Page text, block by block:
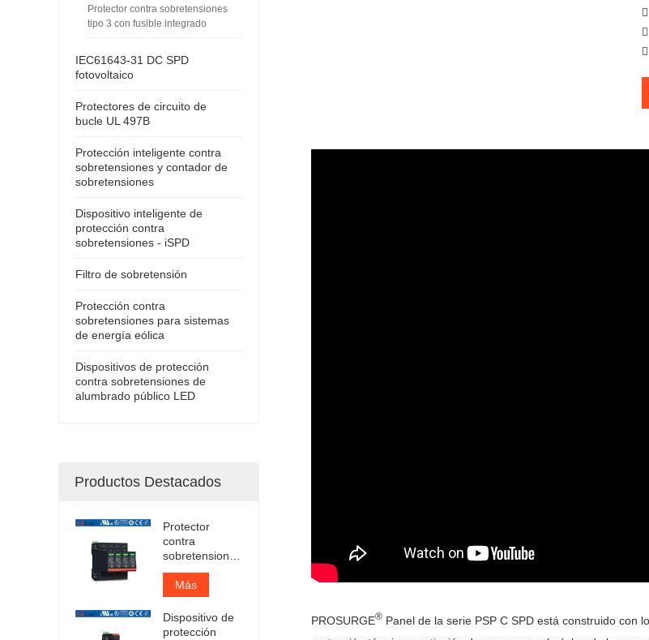
PROSURGE® Panel de la serie PSP C SPD está construido con
Protector contra sobretensiones
tipo 3 con fusible integrado
IEC61643-31 DC SPD
fotovoltaico
Protectores de circuito de
bucle UL 497B
Protección inteligente contra
sobretensiones y contador de
sobretensiones
Dispositivo inteligente de
protección contra
sobretensiones - iSPD
Filtro de sobretensión
Protección contra
sobretensiones para sistemas
de energía eólica
Dispositivos de protección
contra sobretensiones de
alumbrado público LED
Productos Destacados
Protector
contra
sobretensiones
enchufable
Iimp 12.5kA
certificado por
TUV
Más
Dispositivo de
protección